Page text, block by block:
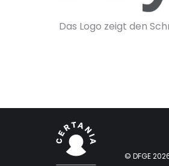
Das Logo zeigt den
© DFGE